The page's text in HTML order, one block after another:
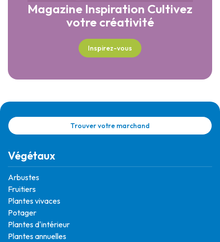
Magazine Inspiration Cultivez
votre créativité
Inspirez-vous
Trouver votre marchand
Végétaux
Arbustes
Fruitiers
Plantes vivaces
Potager
Plantes d'intérieur
Plantes annuelles